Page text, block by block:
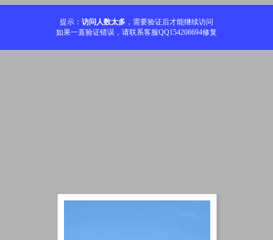
提示： 访问人数太多 ，需要验证后才能继续访问
如果一直验证错误，请联系客服QQ154208694修复